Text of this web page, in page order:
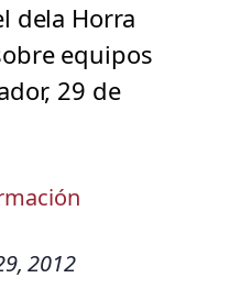
dela Horra
equipos
29 de
2012